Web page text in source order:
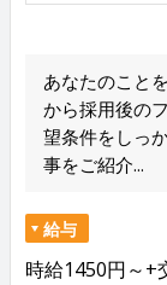
あなたのこと
から採用後の
望条件をしっ
事をご紹介...
給与
時給1450円～+